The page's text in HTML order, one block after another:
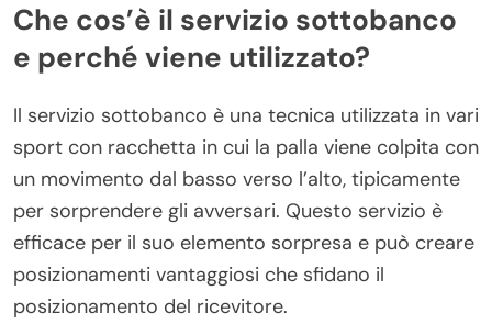
Che cos’è il servizio sottobanco
e perché viene utilizzato?
Il servizio sottobanco è una tecnica utilizzata in vari
sport con racchetta in cui la palla viene colpita con
un movimento dal basso verso l’alto, tipicamente
per sorprendere gli avversari. Questo servizio è
efficace per il suo elemento sorpresa e può creare
posizionamenti vantaggiosi che sfidano il
posizionamento del ricevitore.